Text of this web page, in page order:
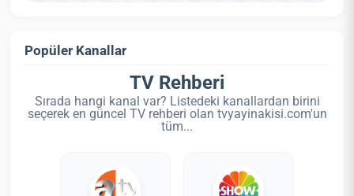
Popüler Kanallar
TV Rehberi
Sırada hangi kanal var? Listedeki kanallardan birini
seçerek en güncel TV rehberi olan tvyayinakisi.com'un
tüm...